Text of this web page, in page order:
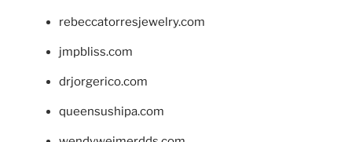
rebeccatorresjewelry.com
jmpbliss.com
drjorgerico.com
queensushipa.com